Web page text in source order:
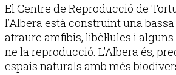
El Centre de Reproducció de
l’Albera està construint una
atraure amfibis, libèl·lules i
ne la reproducció. L’Albera és,
espais naturals amb més